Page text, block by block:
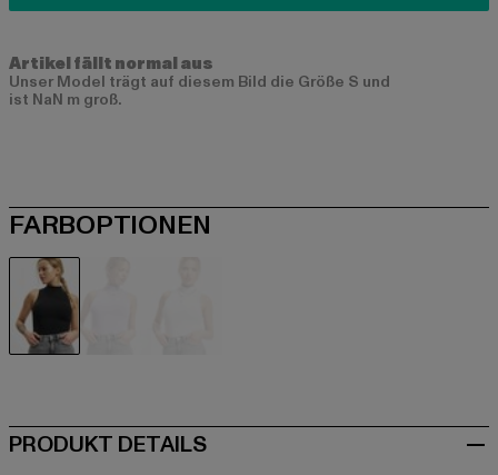
Artikel fällt normal aus
Unser Model trägt auf diesem Bild die Größe S und
ist NaN m groß.
FARBOPTIONEN
PRODUKT DETAILS